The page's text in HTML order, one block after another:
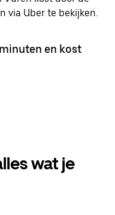
via Uber te bekijken.
en kost
wat je